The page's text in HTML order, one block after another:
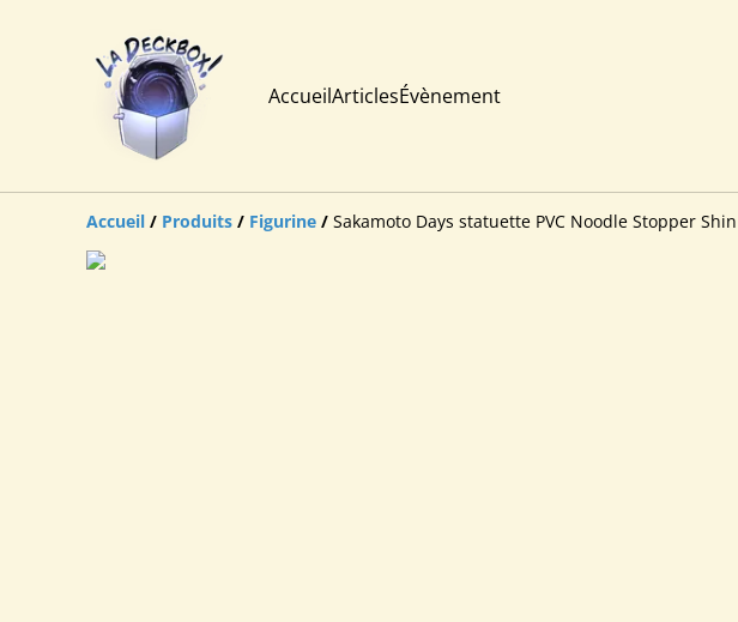
AccueilArticlesÉvènement
Accueil / Produits / Figurine / Sakamoto Days statuette PVC Noodle Stopper